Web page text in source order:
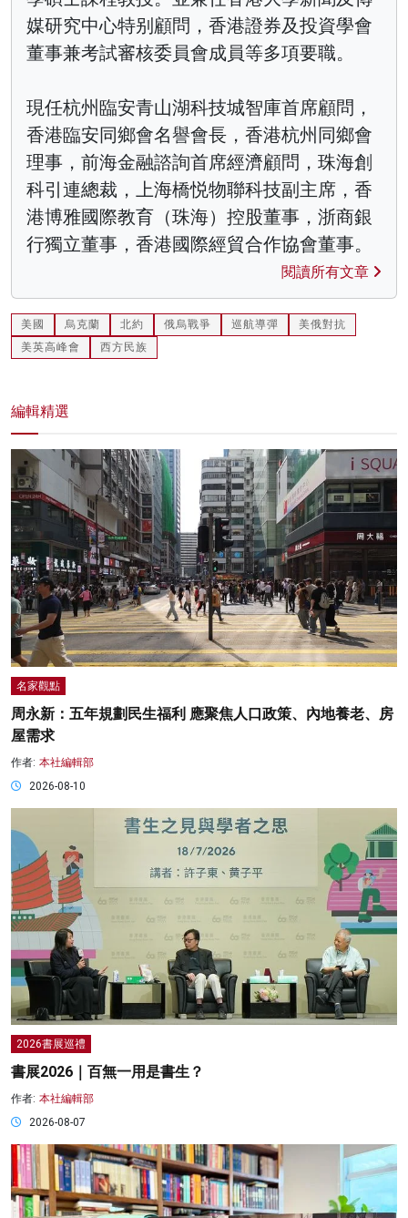
媒研究中心特别顧問，香港證券及投資學會
董事兼考試審核委員會成員等多項要職。
現任杭州臨安青山湖科技城智庫首席顧問，
香港臨安同鄉會名譽會長，香港杭州同鄉會
理事，前海金融諮詢首席經濟顧問，珠海創
科引連總裁，上海橋悦物聯科技副主席，香
港博雅國際教育（珠海）控股董事，浙商銀
行獨立董事，香港國際經貿合作協會董事。
閱讀所有文章
美國 烏克蘭 北約 俄烏戰爭 巡航導彈
美俄對抗
美英高峰會
西方民族
編輯精選
名家觀點
周永新：五年規劃民生福利 應聚焦人口政策、內地養老、房
屋需求
作者: 本社編輯部
2026-08-10
2026書展巡禮
書展2026｜百無一用是書生？
作者: 本社編輯部
2026-08-07